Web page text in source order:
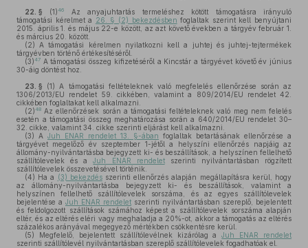
22. § (1)46
Az anyajuhtartás termeléshez kötött támogatásra irányuló
támogatási kérelmet a 26. § (2) bekezdésben foglaltak szerint kell benyújtani
2015. április 1. és május 22-e között, az azt követő években a tárgyév február 1.
és március 20. között.
(2) A támogatási kérelmen nyilatkozni kell a juhtej és juhtej-tejtermékek
tárgyévben történő értékesítéséről.
(3)47 A támogatási összeg kifizetéséről a Kincstár a tárgyévet követő év június
30-áig döntést hoz.
23. § (1) A támogatási feltételeknek való megfelelés ellenőrzése során az
1306/2013/EU rendelet 59. cikkében, valamint a 809/2014/EU rendelet 42.
cikkében foglaltakat kell alkalmazni.
(2)48 Az ellenőrzések során a támogatási feltételeknek való meg nem felelés
esetén a támogatási összeg meghatározása során a 640/2014/EU rendelet 30–
32. cikke, valamint 34. cikke szerinti eljárást kell alkalmazni.
(3) A Juh ENAR rendelet 13. §-ában foglaltak betartásának ellenőrzése a
tárgyévet megelőző év szeptember 1-jétől a helyszíni ellenőrzés napjáig az
állomány-nyilvántartásba bejegyzett ki- és beszállítások, a helyszínen fellelhető
szállítólevelek és aJuh ENAR rendeletszerinti nyilvántartásban rögzített
szállítólevelek összevetésével történik.
(4) Ha a (3) bekezdésszerinti ellenőrzés alapján megállapításra kerül, hogy
az állomány-nyilvántartásba bejegyzett ki- és beszállítások, valamint a
helyszínen fellelhető szállítólevelek sorszáma, és az egyes szállítólevelek
bejelentése a Juh ENAR rendelet szerinti nyilvántartásban szereplő, bejelentett
és feldolgozott szállítások számához képest a szállítólevelek sorszáma alapján
eltér, és az eltérés eléri vagy meghaladja a 20%-ot, akkor a támogatás az eltérés
százalékos arányával megegyező mértékben csökkentésre kerül.
(5) Megfelelő, bejelentett szállítólevélnek kizárólag aJuh ENAR rendelet
szerinti szállítólevél nyilvántartásban szereplő szállítólevelek fogadhatóak el.